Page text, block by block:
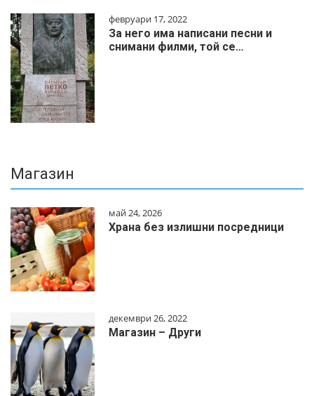
февруари 17, 2022
За него има написани песни и
снимани филми, той се…
Магазин
май 24, 2026
Храна без излишни посредници
декември 26, 2022
Магазин – Други